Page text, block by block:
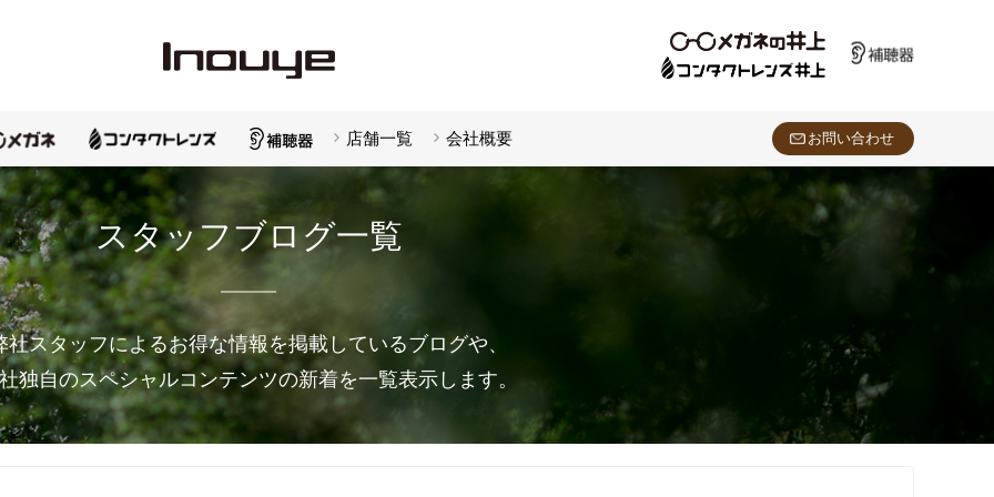
店舗一覧 会社概要 お問い合わせ
スタッフブログ一覧
社スタッフによるお得な情報を掲載しているブログや、
独自のスペシャルコンテンツの新着を一覧表示します。